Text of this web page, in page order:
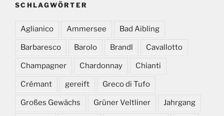
SCHLAGWÖRTER
Aglianico Ammersee Bad Aibling
Barbaresco Barolo Brandl Cavallotto
Champagner Chardonnay Chianti
Crémant gereift Greco di Tufo
Großes Gewächs Grüner Veltliner Jahrgang